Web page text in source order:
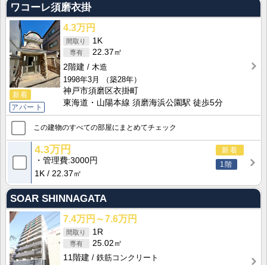
ワコーレ須磨衣掛
新着
アパート
4.3万円
1K
22.37㎡
2階建
木造
1998年3月
（築28年）
神戸市須磨区衣掛町
東海道・山陽本線 須磨海浜公園駅 徒歩5分
この建物のすべての部屋にまとめてチェック
新着
1階
4.3万円
管理費 3000円
1K
22.37㎡
SOAR SHINNAGATA
7.4万円～7.6万円
1R
25.02㎡
11階建
鉄筋コンクリート